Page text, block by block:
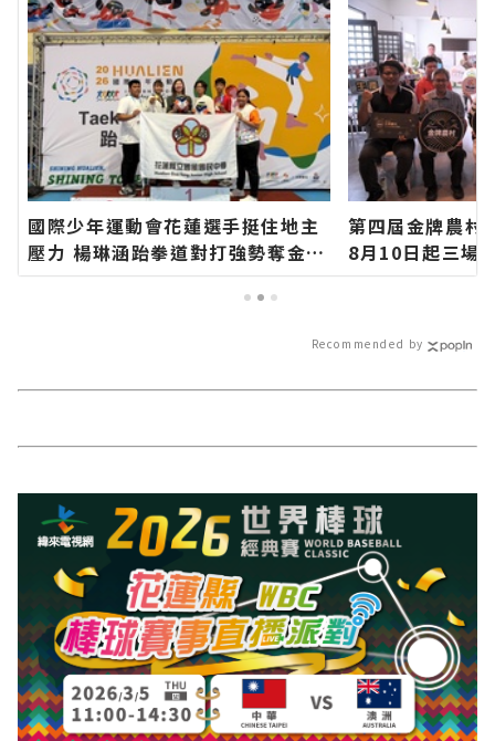
國際少年運動會花蓮選手挺住地主
壓力 楊琳涵跆拳道對打強勢奪金∣
花蓮新聞網官方網站各類新聞－最
快速的今日新聞報導 最新的在地資
第四屆金牌農村
8月10日起三場
現農村特色∣花
Recommended by